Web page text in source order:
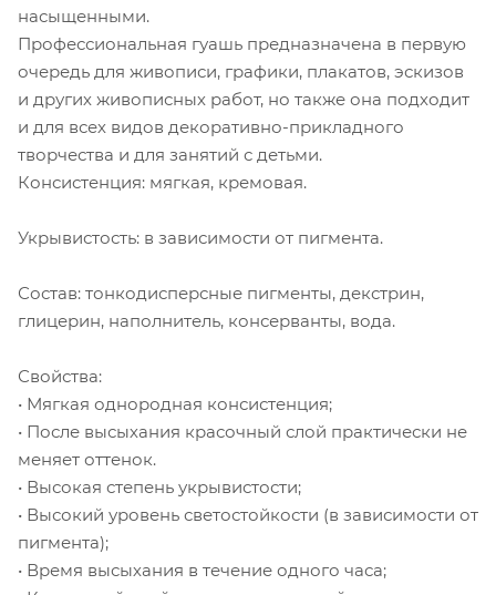
насыщенными.
Профессиональная гуашь предназначена в первую
очередь для живописи, графики, плакатов, эскизов
и других живописных работ, но также она подходит
и для всех видов декоративно-прикладного
творчества и для занятий с детьми.
Консистенция: мягкая, кремовая.
Укрывистость: в зависимости от пигмента.
Состав: тонкодисперсные пигменты, декстрин,
глицерин, наполнитель, консерванты, вода.
Свойства:
• Мягкая однородная консистенция;
• После высыхания красочный слой практически не
меняет оттенок.
• Высокая степень укрывистости;
• Высокий уровень светостойкости (в зависимости от
пигмента);
• Время высыхания в течение одного часа;